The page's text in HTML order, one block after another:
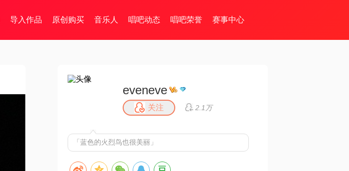
导入作品 原创购买 音乐人 唱吧动态 唱吧荣誉 赛事中心
eveneve
关注 2.1万
「蓝色的火烈鸟也很美丽」